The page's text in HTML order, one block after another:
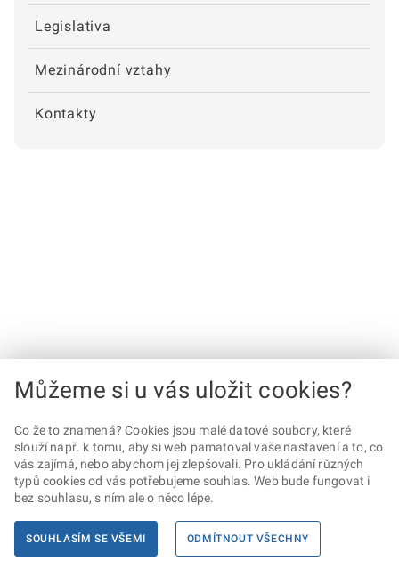
Legislativa
Mezinárodní vztahy
Kontakty
Můžeme si u vás uložit cookies?
Co že to znamená? Cookies jsou malé datové soubory, které
slouží např. k tomu, aby si web pamatoval vaše nastavení a to, co
vás zajímá, nebo abychom jej zlepšovali. Pro ukládání různých
typů cookies od vás potřebujeme souhlas. Web bude fungovat i
bez souhlasu, s ním ale o něco lépe.
SOUHLASÍM SE VŠEMI ODMÍTNOUT VŠECHNY